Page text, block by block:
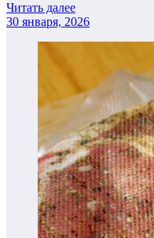
Читать далее
30 января, 2026